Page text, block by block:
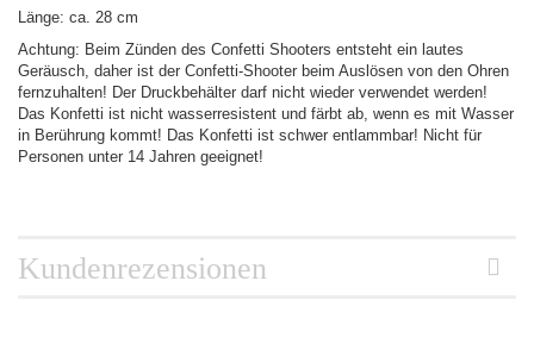
Länge: ca. 28 cm
Achtung: Beim Zünden des Confetti Shooters entsteht ein lautes
Geräusch, daher ist der Confetti-Shooter beim Auslösen von den Ohren
fernzuhalten! Der Druckbehälter darf nicht wieder verwendet werden!
Das Konfetti ist nicht wasserresistent und färbt ab, wenn es mit Wasser
in Berührung kommt! Das Konfetti ist schwer entlammbar! Nicht für
Personen unter 14 Jahren geeignet!
Kundenrezensionen